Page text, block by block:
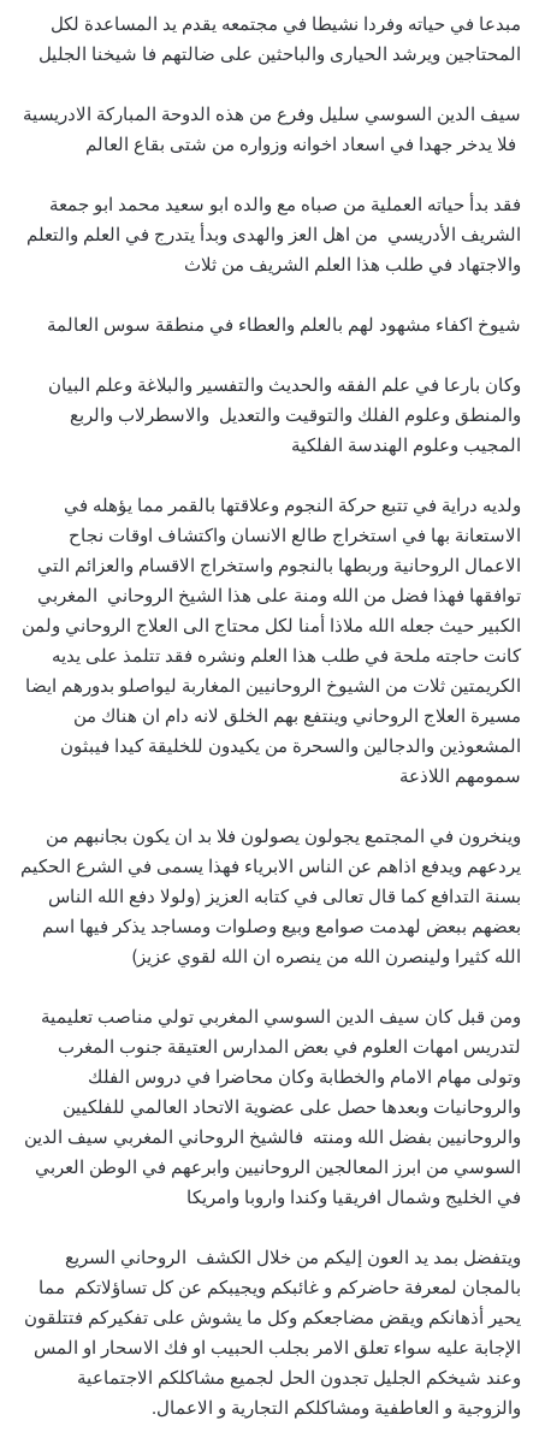
مبدعا في حياته وفردا نشيطا في مجتمعه يقدم يد المساعدة لكل
المحتاجين ويرشد الحيارى والباحثين على ضالتهم فا شيخنا الجليل
سيف الدين السوسي سليل وفرع من هذه الدوحة المباركة الادريسية
فلا يدخر جهدا في اسعاد اخوانه وزواره من شتى بقاع العالم
فقد بدأ حياته العملية من صباه مع والده ابو سعيد محمد ابو جمعة
الشريف الأدريسي من اهل العز والهدى وبدأ يتدرج في العلم والتعلم
والاجتهاد في طلب هذا العلم الشريف من ثلاث
شيوخ اكفاء مشهود لهم بالعلم والعطاء في منطقة سوس العالمة
وكان بارعا في علم الفقه والحديث والتفسير والبلاغة وعلم البيان
والمنطق وعلوم الفلك والتوقيت والتعديل والاسطرلاب والربع
المجيب وعلوم الهندسة الفلكية
ولديه دراية في تتبع حركة النجوم وعلاقتها بالقمر مما يؤهله في
الاستعانة بها في استخراج طالع الانسان واكتشاف اوقات نجاح
الاعمال الروحانية وربطها بالنجوم واستخراج الاقسام والعزائم التي
توافقها فهذا فضل من الله ومنة على هذا الشيخ الروحاني المغربي
الكبير حيث جعله الله ملاذا أمنا لكل محتاج الى العلاج الروحاني ولمن
كانت حاجته ملحة في طلب هذا العلم ونشره فقد تتلمذ على يديه
الكريمتين ثلات من الشيوخ الروحانيين المغاربة ليواصلو بدورهم ايضا
مسيرة العلاج الروحاني وينتفع بهم الخلق لانه دام ان هناك من
المشعوذين والدجالين والسحرة من يكيدون للخليقة كيدا فيبثون
سمومهم اللاذعة
وينخرون في المجتمع يجولون يصولون فلا بد ان يكون بجانبهم من
يردعهم ويدفع اذاهم عن الناس الابرياء فهذا يسمى في الشرع الحكيم
بسنة التدافع كما قال تعالى في كتابه العزيز (ولولا دفع الله الناس
بعضهم ببعض لهدمت صوامع وبيع وصلوات ومساجد يذكر فيها اسم
الله كثيرا ولينصرن الله من ينصره ان الله لقوي عزيز)
ومن قبل كان سيف الدين السوسي المغربي تولي مناصب تعليمية
لتدريس امهات العلوم في بعض المدارس العتيقة جنوب المغرب
وتولى مهام الامام والخطابة وكان محاضرا في دروس الفلك
والروحانيات وبعدها حصل على عضوية الاتحاد العالمي للفلكيين
والروحانيين بفضل الله ومنته فالشيخ الروحاني المغربي سيف الدين
السوسي من ابرز المعالجين الروحانيين وابرعهم في الوطن العربي
في الخليج وشمال افريقيا وكندا واروبا وامريكا
ويتفضل بمد يد العون إليكم من خلال الكشف الروحاني السريع
بالمجان لمعرفة حاضركم و غائبكم ويجيبكم عن كل تساؤلاتكم مما
يحير أذهانكم ويقض مضاجعكم وكل ما يشوش على تفكيركم فتتلقون
الإجابة عليه سواء تعلق الامر بجلب الحبيب او فك الاسحار او المس
وعند شيخكم الجليل تجدون الحل لجميع مشاكلكم الاجتماعية
والزوجية و العاطفية ومشاكلكم التجارية و الاعمال.